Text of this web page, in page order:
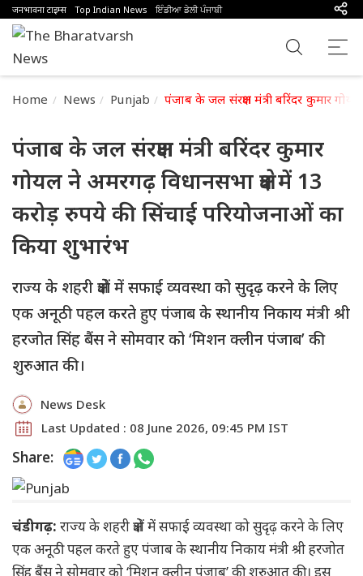
जनभावना टाइम्स Top Indian News ਇੰਡੀਆ ਡੇਲੀ ਪੰਜਾਬੀ
Home News Punjab पंजाब के जल संरक्षण मंत्री बरिंदर कुमार
पंजाब के जल संरक्षण मंत्री बरिंदर कुमार
गोयल ने अमरगढ़ विधानसभा क्षेत्र में 13
करोड़ रुपये की सिंचाई परियोजनाओं का
किया शुभारंभ
राज्य के शहरी क्षेत्रों में सफाई व्यवस्था को सुदृढ़ करने के लिए
एक अनूठी पहल करते हुए पंजाब के स्थानीय निकाय मंत्री श्री
हरजोत सिंह बैंस ने सोमवार को ‘मिशन क्लीन पंजाब’ की
शुरुआत की।
News Desk
Last Updated : 08 June 2026, 09:45 PM IST
Share:
चंडीगढ़: राज्य के शहरी क्षेत्रों में सफाई व्यवस्था को सुदृढ़ करने के लिए
एक अनूठी पहल करते हुए पंजाब के स्थानीय निकाय मंत्री श्री हरजोत
सिंह बैंस ने सोमवार को ‘मिशन क्लीन पंजाब’ की शुरुआत की। इस